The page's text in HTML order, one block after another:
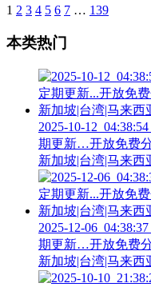
1 2 3 4 5 6 7 … 139
本类热门
2025-10-
期更新…开放免费
新加坡|台湾|马来
2025-12-
期更新…开放免费
新加坡|台湾|马来